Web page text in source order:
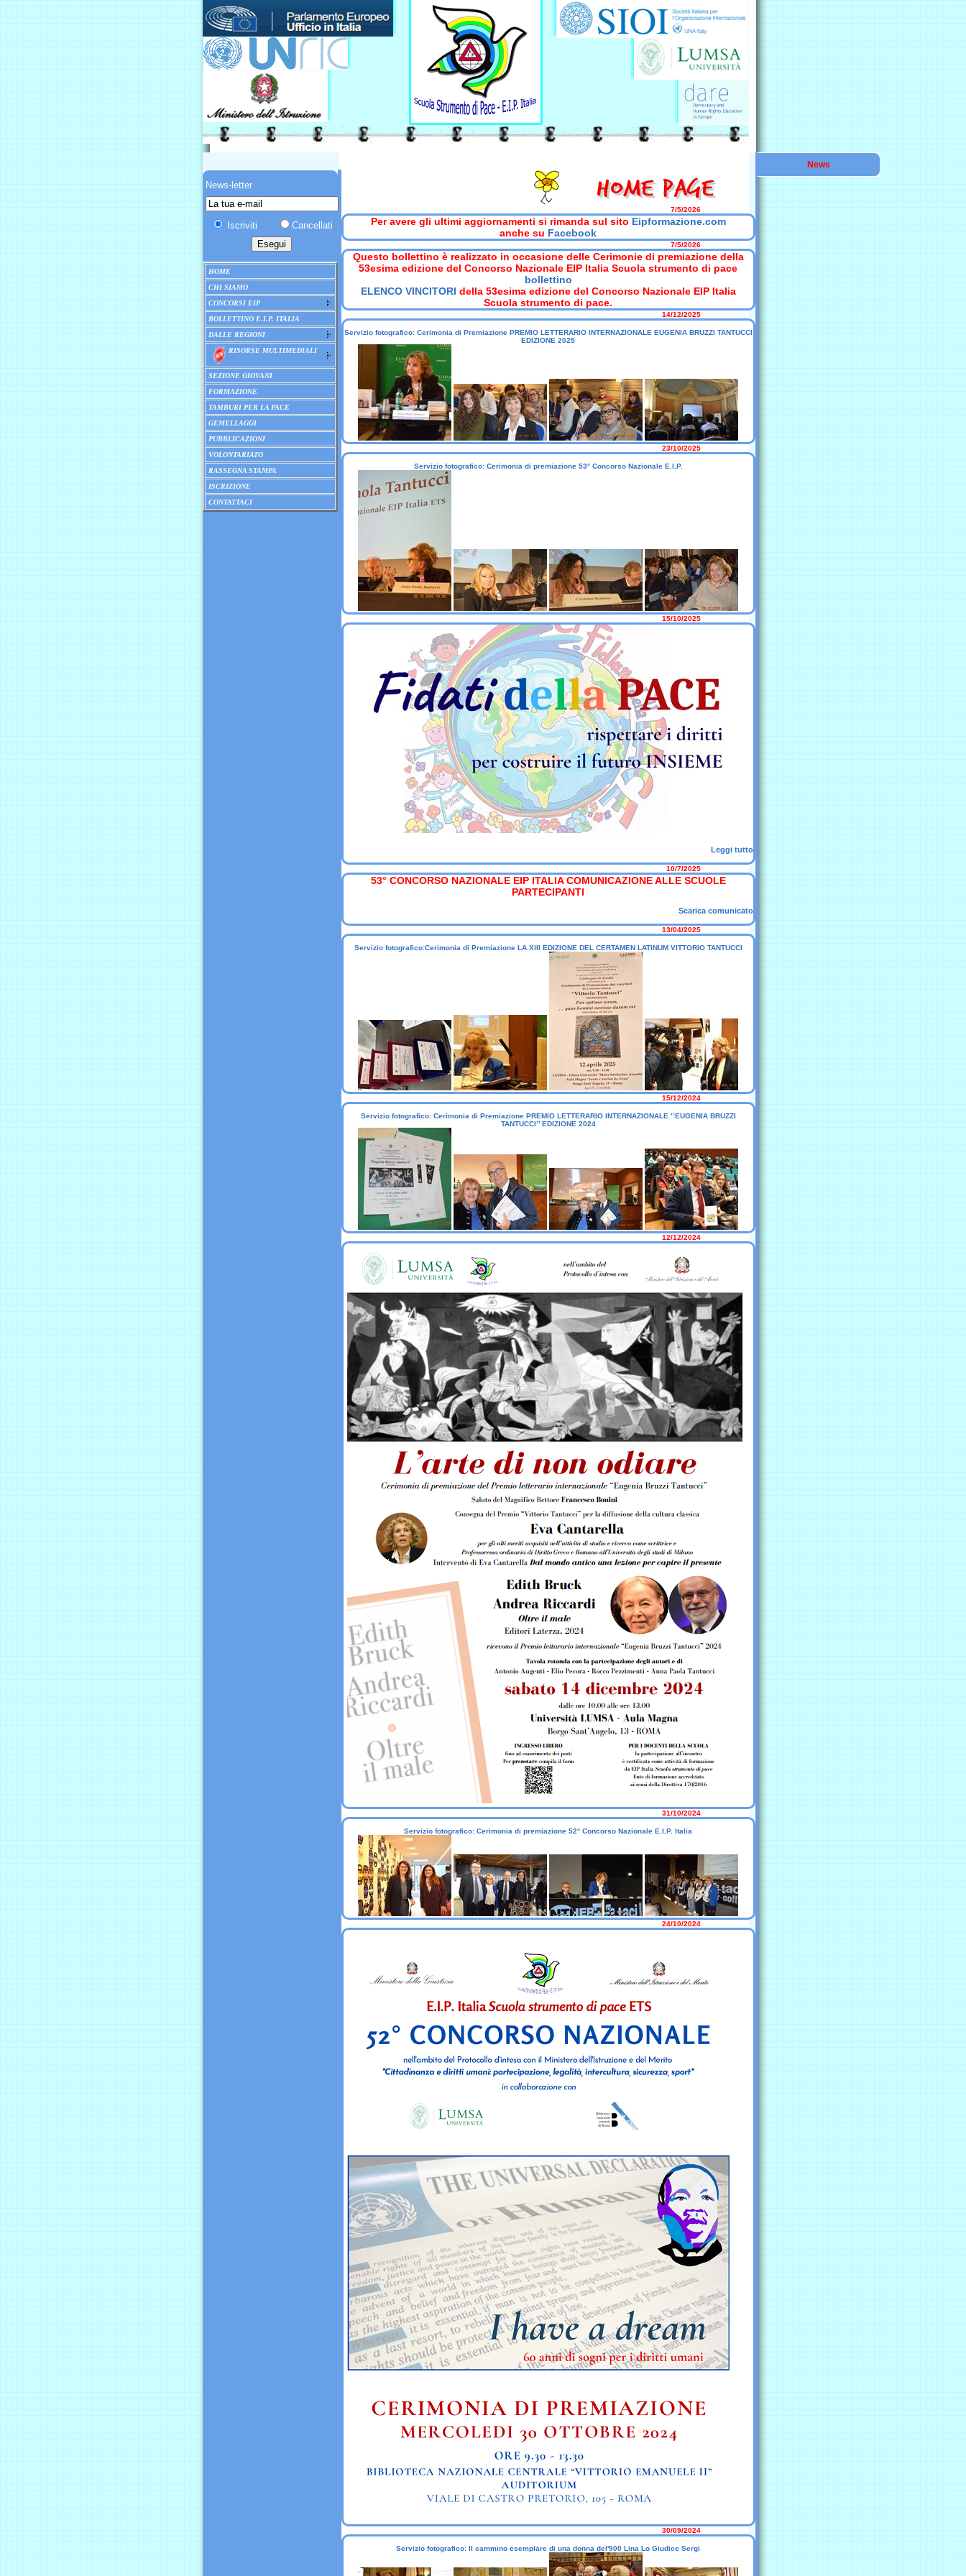
News-letter
Iscriviti Cancellati
HOME
CHI SIAMO
CONCORSI EIP
BOLLETTINO E.I.P. ITALIA
DALLE REGIONI
RISORSE MULTIMEDIALI
SEZIONE GIOVANI
FORMAZIONE
TAMBURI PER LA PACE
GEMELLAGGI
PUBBLICAZIONI
VOLONTARIATO
RASSEGNA STAMPA
ISCRIZIONE
CONTATTACI
7/5/2026
Per avere gli ultimi aggiornamenti si rimanda sul sito Eipformazione.com
anche su Facebook
7/5/2026
Questo bollettino è realizzato in occasione delle Cerimonie di premiazione della
53esima edizione del Concorso Nazionale EIP Italia Scuola strumento di pace
bollettino
ELENCO VINCITORI della 53esima edizione del Concorso Nazionale EIP Italia
Scuola strumento di pace.
14/12/2025
Servizio fotografico: Cerimonia di Premiazione PREMIO LETTERARIO INTERNAZIONALE EUGENIA BRUZZI TANTUCCI
EDIZIONE 2025
23/10/2025
Servizio fotografico: Cerimonia di premiazione 53° Concorso Nazionale E.I.P.
15/10/2025
Leggi tutto
10/7/2025
53° CONCORSO NAZIONALE EIP ITALIA COMUNICAZIONE ALLE SCUOLE
PARTECIPANTI
Scarica comunicato
13/04/2025
Servizio fotografico:Cerimonia di Premiazione LA XIII EDIZIONE DEL CERTAMEN LATINUM VITTORIO TANTUCCI
15/12/2024
Servizio fotografico: Cerimonia di Premiazione PREMIO LETTERARIO INTERNAZIONALE ’’EUGENIA BRUZZI
TANTUCCI’’ EDIZIONE 2024
12/12/2024
31/10/2024
Servizio fotografico: Cerimonia di premiazione 52° Concorso Nazionale E.I.P. Italia
24/10/2024
30/09/2024
Servizio fotografico: Il cammino esemplare di una donna del'900 Lina Lo Giudice Sergi
News